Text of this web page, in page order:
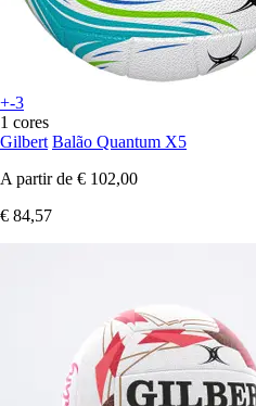
+-3
1 cores
Gilbert Balão Quantum X5
A partir de € 102,00
€ 84,57